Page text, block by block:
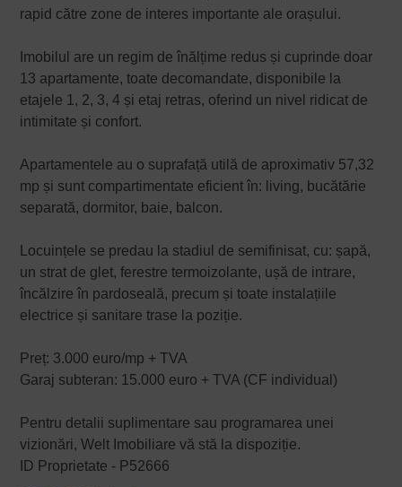
rapid către zone de interes importante ale orașului.
Imobilul are un regim de înălțime redus și cuprinde doar
13 apartamente, toate decomandate, disponibile la
etajele 1, 2, 3, 4 și etaj retras, oferind un nivel ridicat de
intimitate și confort.
Apartamentele au o suprafață utilă de aproximativ 57,32
mp și sunt compartimentate eficient în: living, bucătărie
separată, dormitor, baie, balcon.
Locuințele se predau la stadiul de semifinisat, cu: șapă,
un strat de glet, ferestre termoizolante, ușă de intrare,
încălzire în pardoseală, precum și toate instalațiile
electrice și sanitare trase la poziție.
Preț: 3.000 euro/mp + TVA
Garaj subteran: 15.000 euro + TVA (CF individual)
Pentru detalii suplimentare sau programarea unei
vizionări, Welt Imobiliare vă stă la dispoziție.
ID Proprietate - P52666